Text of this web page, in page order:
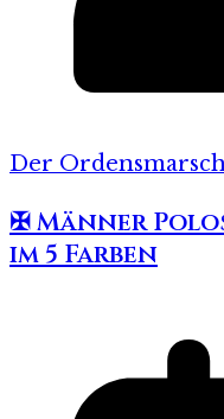
Der
✠ Männer
im 5 Farben